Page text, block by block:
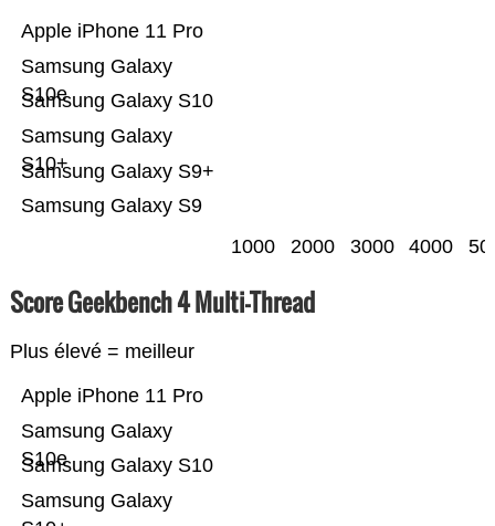
Samsung Galaxy S9
Samsung Galaxy S9+
Samsung Galaxy
S10+
Samsung Galaxy S10
Samsung Galaxy
S10e
Apple iPhone 11 Pro
1000 2000 3000 4000
Score Geekbench 4 Multi-Thread
Plus élevé = meilleur
Samsung Galaxy
Samsung Galaxy S10
Samsung Galaxy
S10e
Apple iPhone 11 Pro